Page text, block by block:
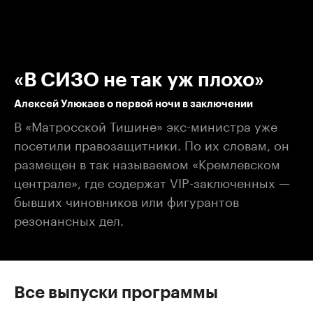
«В СИЗО не так уж плохо»
Алексей Улюкаев о первой ночи в заключении
В «Матросской Тишине» экс-министра уже
посетили правозащитники. По их словам, он
размещен в так называемом «Кремлевском
централе», где содержат VIP-заключенных —
бывших чиновников или фигурантов
резонансных дел.
Все выпуски программы